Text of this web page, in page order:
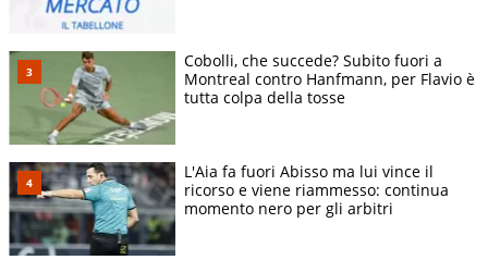
Cobolli, che succede? Subito fuori a
Montreal contro Hanfmann, per Flavio è
tutta colpa della tosse
L'Aia fa fuori Abisso ma lui vince il
ricorso e viene riammesso: continua
momento nero per gli arbitri